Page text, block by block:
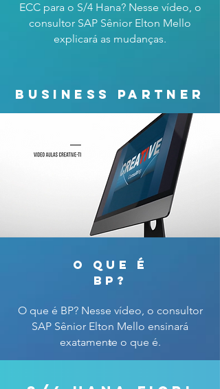
ECC para o S/4 Hana? Nesse vídeo, o
consultor SAP Sênior Elton Mello
explicará as mudanças.
business partner
o que é
bp?
O que é BP? Nesse vídeo, o consultor
SAP Sênior Elton Mello ensinará
exatamente o que é.